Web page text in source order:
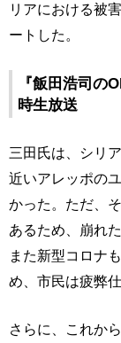
リアにおける被
ートした。
『飯田浩司
時生放送
三田氏は、シリ
近いアレッポの
かった。ただ、
あるため、崩れ
また新型コロナ
め、市民は疲弊
さらに、これか